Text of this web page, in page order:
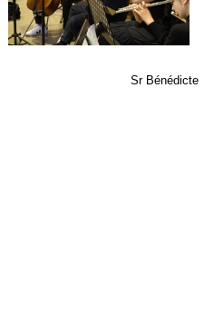
Sr Bénédicte